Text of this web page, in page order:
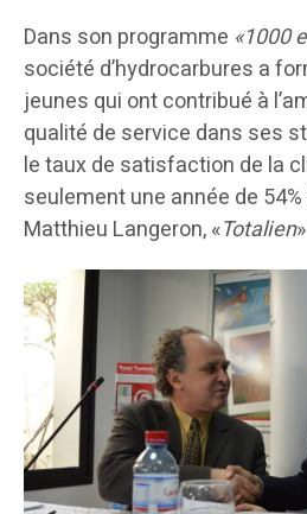
Dans son programme «1000
société d’hydrocarbures a
jeunes qui ont contribué à
qualité de service dans ses
le taux de satisfaction de la
seulement une année de 54%
Matthieu Langeron, «Totalien